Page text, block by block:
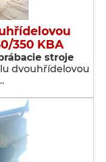
350 KBA
stroje
dvouhřídelovou